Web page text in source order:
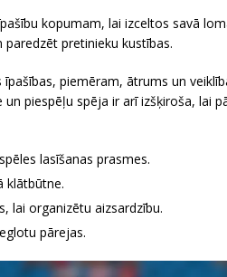
kopumam, lai izceltos savā
pretinieku kustības.
piemēram, ātrums un
piespēļu spēja ir arī izšķiroša, lai
lasīšanas prasmes.
klātbūtne.
lai organizētu aizsardzību.
pārejas.